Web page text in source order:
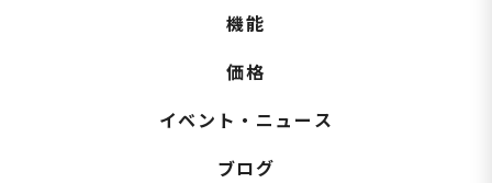
機能
価格
イベント・ニュース
ブログ